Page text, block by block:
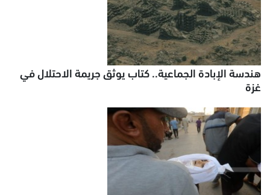
هندسة الإبادة الجماعية.. كتاب يوثق جريمة الاحتلال في
غزة